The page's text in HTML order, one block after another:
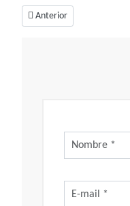
Artículo anterior: Soñar
Anterior